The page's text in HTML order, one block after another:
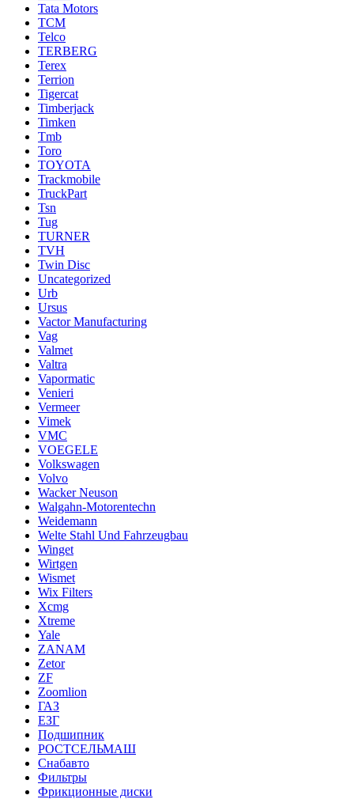
Tata Motors
TCM
Telco
TERBERG
Terex
Terrion
Tigercat
Timberjack
Timken
Tmb
Toro
TOYOTA
Trackmobile
TruckPart
Tsn
Tug
TURNER
TVH
Twin Disc
Uncategorized
Urb
Ursus
Vactor Manufacturing
Vag
Valmet
Valtra
Vapormatic
Venieri
Vermeer
Vimek
VMC
VOEGELE
Volkswagen
Volvo
Wacker Neuson
Walgahn-Motorentechn
Weidemann
Welte Stahl Und Fahrzeugbau
Winget
Wirtgen
Wismet
Wix Filters
Xcmg
Xtreme
Yale
ZANAM
Zetor
ZF
Zoomlion
ГАЗ
ЕЗГ
Подшипник
РОСТСЕЛЬМАШ
Снабавто
Фильтры
Фрикционные диски